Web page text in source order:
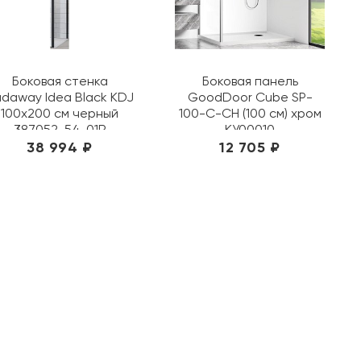
Боковая стенка
Idea Black KDJ
100х200 см черный
387052-54-01R
38 994 ₽
Боковая панель
GoodDoor Cube SP-
100-C-CH (100 см) хром
КУ00010
12 705 ₽